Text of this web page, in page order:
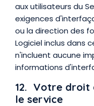
aux utilisateurs du
exigences
ou la direction des
Logiciel inclus dans
n'incluent aucune
informations
12. Votre droit
le service